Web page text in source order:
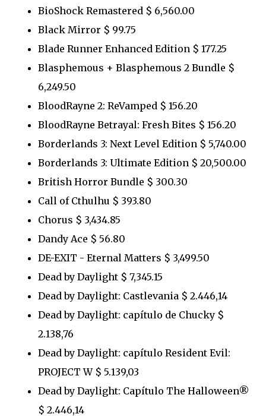
BioShock Remastered $ 6,560.00
Black Mirror $ 99.75
Blade Runner Enhanced Edition $ 177.25
Blasphemous + Blasphemous 2 Bundle $
6,249.50
BloodRayne 2: ReVamped $ 156.20
BloodRayne Betrayal: Fresh Bites $ 156.20
Borderlands 3: Next Level Edition $ 5,740.00
Borderlands 3: Ultimate Edition $ 20,500.00
British Horror Bundle $ 300.30
Call of Cthulhu $ 393.80
Chorus $ 3,434.85
Dandy Ace $ 56.80
DE-EXIT - Eternal Matters $ 3,499.50
Dead by Daylight $ 7,345.15
Dead by Daylight: Castlevania $ 2.446,14
Dead by Daylight: capítulo de Chucky $
2.138,76
Dead by Daylight: capítulo Resident Evil:
PROJECT W $ 5.139,03
Dead by Daylight: Capítulo The Halloween®
$ 2.446,14